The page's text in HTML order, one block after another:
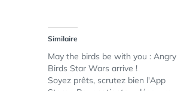
Similaire
May the birds be with you : Angry
Birds Star Wars arrive !
Soyez prêts, scrutez bien l'App